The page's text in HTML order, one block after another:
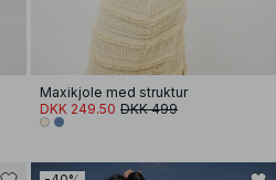
Maxikjole med struktur
DKK 249.50 DKK 499